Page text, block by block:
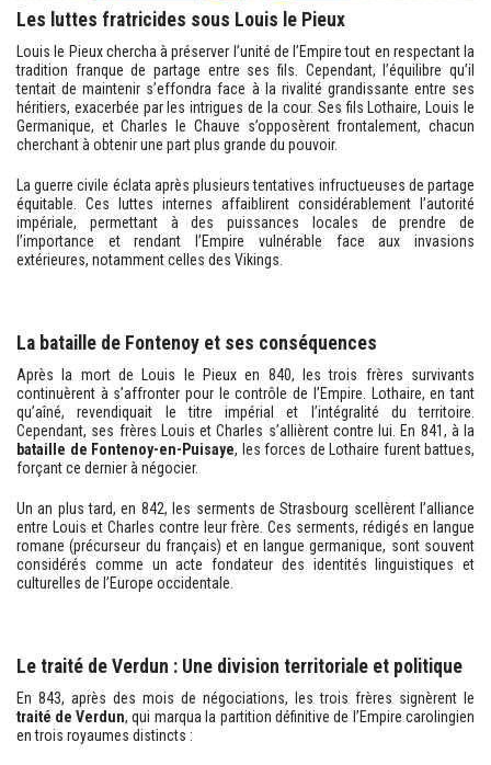
Les luttes fratricides sous Louis le Pieux
Louis le Pieux chercha à préserver l’unité de l’Empire tout en respectant la
tradition franque de partage entre ses fils. Cependant, l’équilibre qu’il
tentait de maintenir s’effondra face à la rivalité grandissante entre ses
héritiers, exacerbée par les intrigues de la cour. Ses fils Lothaire, Louis le
Germanique, et Charles le Chauve s’opposèrent frontalement, chacun
cherchant à obtenir une part plus grande du pouvoir.
La guerre civile éclata après plusieurs tentatives infructueuses de partage
équitable. Ces luttes internes affaiblirent considérablement l’autorité
impériale, permettant à des puissances locales de prendre de
l’importance et rendant l’Empire vulnérable face aux invasions
extérieures, notamment celles des Vikings.
La bataille de Fontenoy et ses conséquences
Après la mort de Louis le Pieux en 840, les trois frères survivants
continuèrent à s’affronter pour le contrôle de l’Empire. Lothaire, en tant
qu’aîné, revendiquait le titre impérial et l’intégralité du territoire.
Cependant, ses frères Louis et Charles s’allièrent contre lui. En 841, à la
bataille de Fontenoy-en-Puisaye, les forces de Lothaire furent battues,
forçant ce dernier à négocier.
Un an plus tard, en 842, les serments de Strasbourg scellèrent l’alliance
entre Louis et Charles contre leur frère. Ces serments, rédigés en langue
romane (précurseur du français) et en langue germanique, sont souvent
considérés comme un acte fondateur des identités linguistiques et
culturelles de l’Europe occidentale.
Le traité de Verdun : Une division territoriale et politique
En 843, après des mois de négociations, les trois frères signèrent le
traité de Verdun, qui marqua la partition définitive de l’Empire carolingien
en trois royaumes distincts :